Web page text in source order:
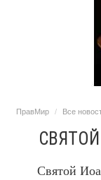
ПравМир Все
Святой